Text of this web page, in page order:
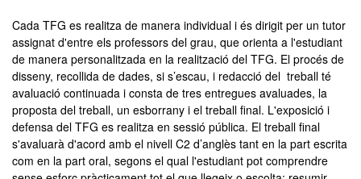
Cada TFG es realitza de manera individual i és dirigit per un tutor
assignat d'entre els professors del grau, que orienta a l'estudiant
de manera personalitzada en la realització del TFG. El procés de
disseny, recollida de dades, si s’escau, i redacció del treball té
avaluació continuada i consta de tres entregues avaluades, la
proposta del treball, un esborrany i el treball final. L'exposició i
defensa del TFG es realitza en sessió pública. El treball final
s'avaluarà d'acord amb el nivell C2 d’anglès tant en la part escrita
com en la part oral, segons el qual l'estudiant pot comprendre